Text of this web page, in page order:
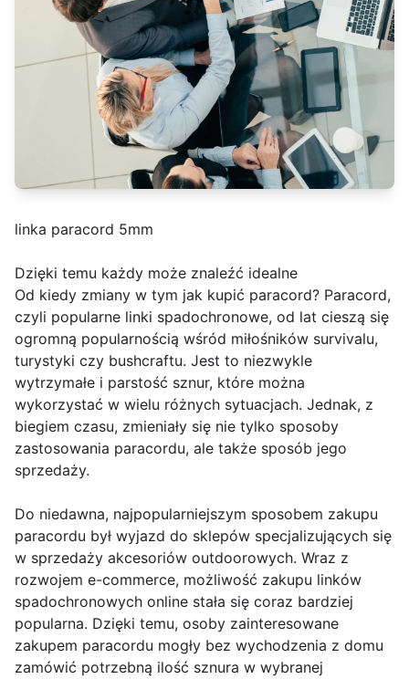
linka paracord 5mm
Dzięki temu każdy może znaleźć idealne
Od kiedy zmiany w tym jak kupić paracord? Paracord,
czyli popularne linki spadochronowe, od lat cieszą się
ogromną popularnością wśród miłośników survivalu,
turystyki czy bushcraftu. Jest to niezwykle
wytrzymałe i parstość sznur, które można
wykorzystać w wielu różnych sytuacjach. Jednak, z
biegiem czasu, zmieniały się nie tylko sposoby
zastosowania paracordu, ale także sposób jego
sprzedaży.
Do niedawna, najpopularniejszym sposobem zakupu
paracordu był wyjazd do sklepów specjalizujących się
w sprzedaży akcesoriów outdoorowych. Wraz z
rozwojem e-commerce, możliwość zakupu linków
spadochronowych online stała się coraz bardziej
popularna. Dzięki temu, osoby zainteresowane
zakupem paracordu mogły bez wychodzenia z domu
zamówić potrzebną ilość sznura w wybranej